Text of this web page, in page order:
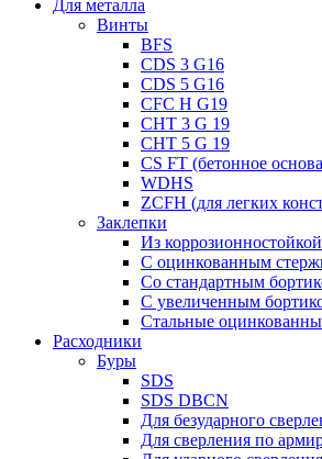
Для металла
Винты
BFS
CDS 3 G16
CDS 5 G16
CFC H G19
CHT 3 G 19
CHT 5 G 19
CS FT (бетонное
WDHS
ZCFH (для легких
Заклепки
Из
С оцинкованным
Со стандартным
С увеличенным
Стальные
Расходники
Буры
SDS
SDS DBCN
Для безударного
Для сверления по